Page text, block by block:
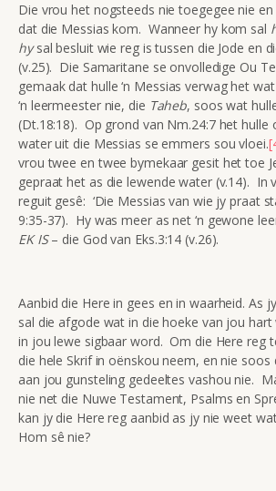
Die vrou het nogsteeds nie toegegee nie en
dat die Messias kom. Wanneer hy kom sal
hysal besluit wie reg is tussen die Jode en
(v.25). Die Samaritane se onvolledige Ou
gemaak dat hulle ‘n Messias verwag het
‘n leermeester nie, die Taheb, soos wat
(Dt.18:18). Op grond van Nm.24:7 het hulle
water uit die Messias se emmers sou vloei.
vrou twee en twee bymekaar gesit het toe
gepraat het as die lewende water (v.14). In
reguit gesê: ‘Die Messias van wie jy praat
9:35-37). Hy was meer as net ‘n gewone
EK IS– die God van Eks.3:14 (v.26).
Aanbid die Here in gees en in waarheid. As
sal die afgode wat in die hoeke van jou
in jou lewe sigbaar word. Om die Here reg
die hele Skrif in oënskou neem, en nie soos
aan jou gunsteling gedeeltes vashou nie.
nie net die Nuwe Testament, Psalms en
kan jy die Here reg aanbid as jy nie weet
Hom sê nie?